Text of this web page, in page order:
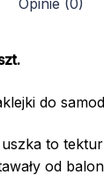
do
to
od